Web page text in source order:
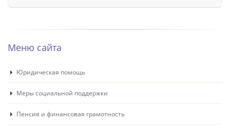
Меню сайта
Юридическая помощь
Меры социальной поддержки
Пенсия и финансовая грамотность